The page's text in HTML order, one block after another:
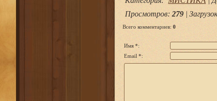
Просмотров: 279 | Загрузок
Всего комментариев: 0
Имя *:
Email *: